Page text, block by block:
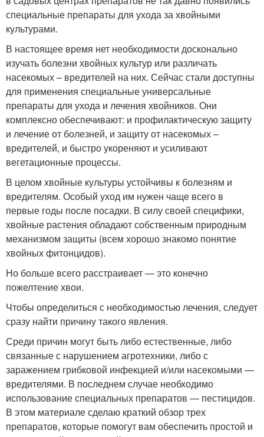
специальные препараты для ухода за хвойными
культурами.
В настоящее время нет необходимости досконально
изучать болезни хвойных культур или различать
насекомых – вредителей на них. Сейчас стали доступны
для применения специальные универсальные
препараты для ухода и лечения хвойников. Они
комплексно обеспечивают: и профилактическую защиту
и лечение от болезней, и защиту от насекомых –
вредителей, и быстро укореняют и усиливают
вегетационные процессы.
В целом хвойные культуры устойчивы к болезням и
вредителям. Особый уход им нужен чаще всего в
первые годы после посадки. В силу своей специфики,
хвойные растения обладают собственным природным
механизмом защиты (всем хорошо знакомо понятие
хвойных фитонцидов).
Но больше всего расстраивает — это конечно
пожелтение хвои.
Чтобы определиться с необходимостью лечения, следует
сразу найти причину такого явления.
Среди причин могут быть либо естественные, либо
связанные с нарушением агротехники, либо с
заражением грибковой инфекцией и/или насекомыми —
вредителями. В последнем случае необходимо
использование специальных препаратов — пестицидов.
В этом материале сделаю краткий обзор трех
препаратов, которые помогут вам обеспечить простой и